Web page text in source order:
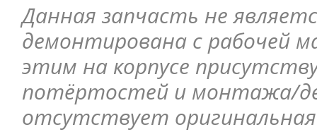
Данная запчасть не
демонтирована с рабочей
этим на корпусе
потёртостей и монтажа/
отсутствует оригинальная